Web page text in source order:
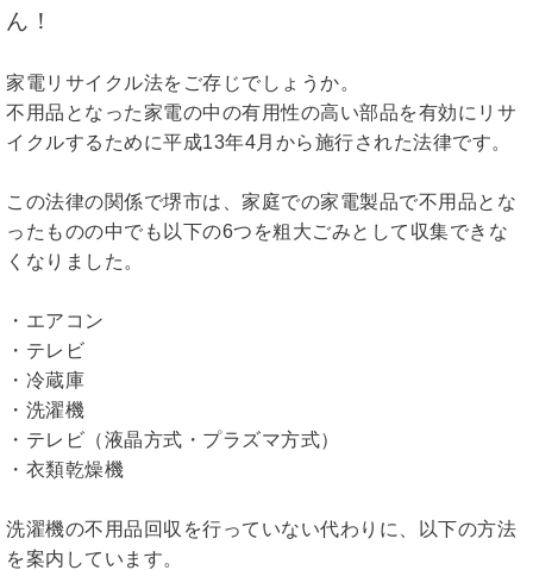
ん！
家電リサイクル法をご存じでしょうか。
不用品となった家電の中の有用性の高い部品を有効にリサ
イクルするために平成13年4月から施行された法律です。
この法律の関係で堺市は、家庭での家電製品で不用品とな
ったものの中でも以下の6つを粗大ごみとして収集できな
くなりました。
・エアコン
・テレビ
・冷蔵庫
・洗濯機
・テレビ（液晶方式・プラズマ方式）
・衣類乾燥機
洗濯機の不用品回収を行っていない代わりに、以下の方法
を案内しています。